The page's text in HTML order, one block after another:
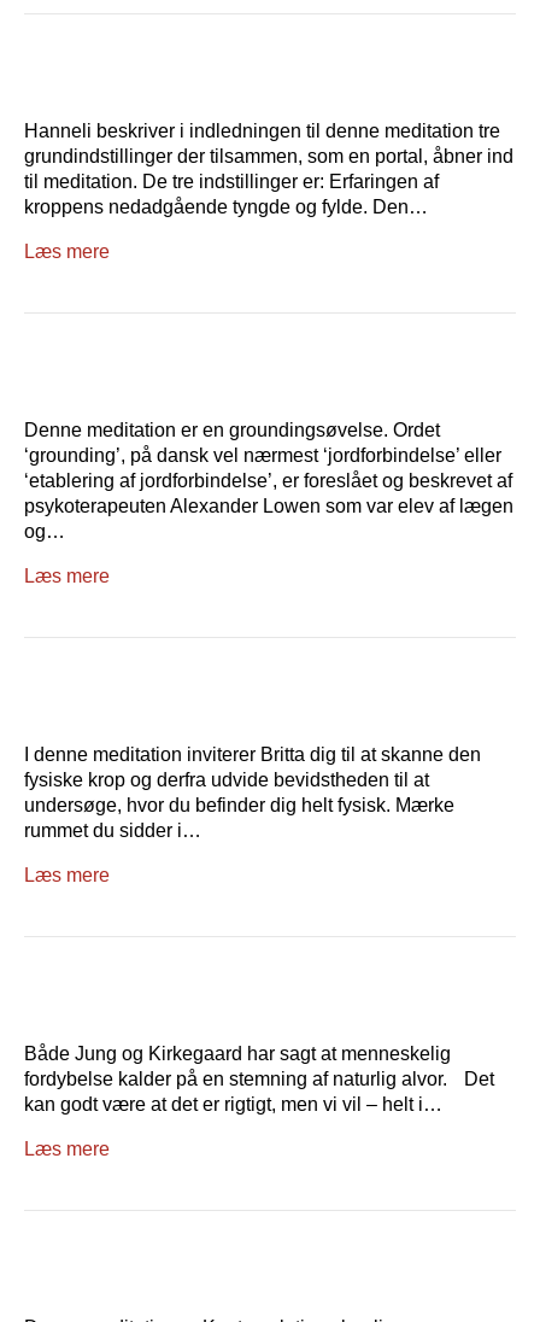
Hanneli beskriver i indledningen til denne meditation tre
grundindstillinger der tilsammen, som en portal, åbner ind
til meditation. De tre indstillinger er: Erfaringen af
kroppens nedadgående tyngde og fylde. Den…
Læs mere
Denne meditation er en groundingsøvelse. Ordet
‘grounding’, på dansk vel nærmest ‘jordforbindelse’ eller
‘etablering af jordforbindelse’, er foreslået og beskrevet af
psykoterapeuten Alexander Lowen som var elev af lægen
og…
Læs mere
I denne meditation inviterer Britta dig til at skanne den
fysiske krop og derfra udvide bevidstheden til at
undersøge, hvor du befinder dig helt fysisk. Mærke
rummet du sidder i…
Læs mere
Både Jung og Kirkegaard har sagt at menneskelig
fordybelse kalder på en stemning af naturlig alvor. Det
kan godt være at det er rigtigt, men vi vil – helt i…
Læs mere